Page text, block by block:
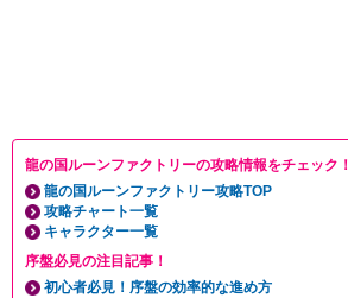
龍の国ルーンファクトリーの攻略情報をチェック！
龍の国ルーンファクトリー攻略TOP
攻略チャート一覧
キャラクター一覧
序盤必見の注目記事！
初心者必見！序盤の効率的な進め方